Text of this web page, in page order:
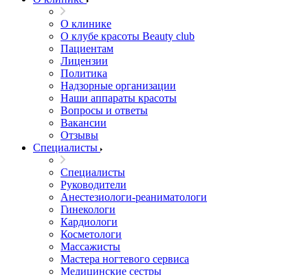
О клинике
О клубе красоты Beauty club
Пациентам
Лицензии
Политика
Надзорные организации
Наши аппараты красоты
Вопросы и ответы
Вакансии
Отзывы
Специалисты
Специалисты
Руководители
Анестезиологи-реаниматологи
Гинекологи
Кардиологи
Косметологи
Массажисты
Мастера ногтевого сервиса
Медицинские сестры